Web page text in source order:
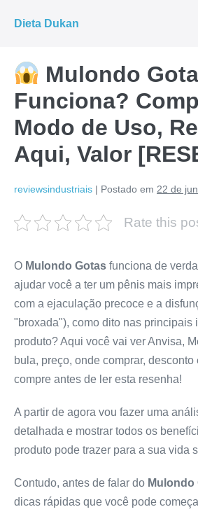
para
conteúdo
Dieta Dukan
Mulondo
Funciona?
Modo de Uso,
Aqui, Valor
reviewsindustriais | Postado em 22 de
Rate this
O Mulondo Gotas funciona de
ajudar você a ter um pênis mais
com a ejaculação precoce e a
"broxada"), como dito nas principais
produto? Aqui você vai ver Anvisa,
bula, preço, onde comprar,
compre antes de ler esta resenha!
A partir de agora vou fazer uma
detalhada e mostrar todos os
produto pode trazer para a sua vida
Contudo, antes de falar do Mulondo
dicas rápidas que você pode